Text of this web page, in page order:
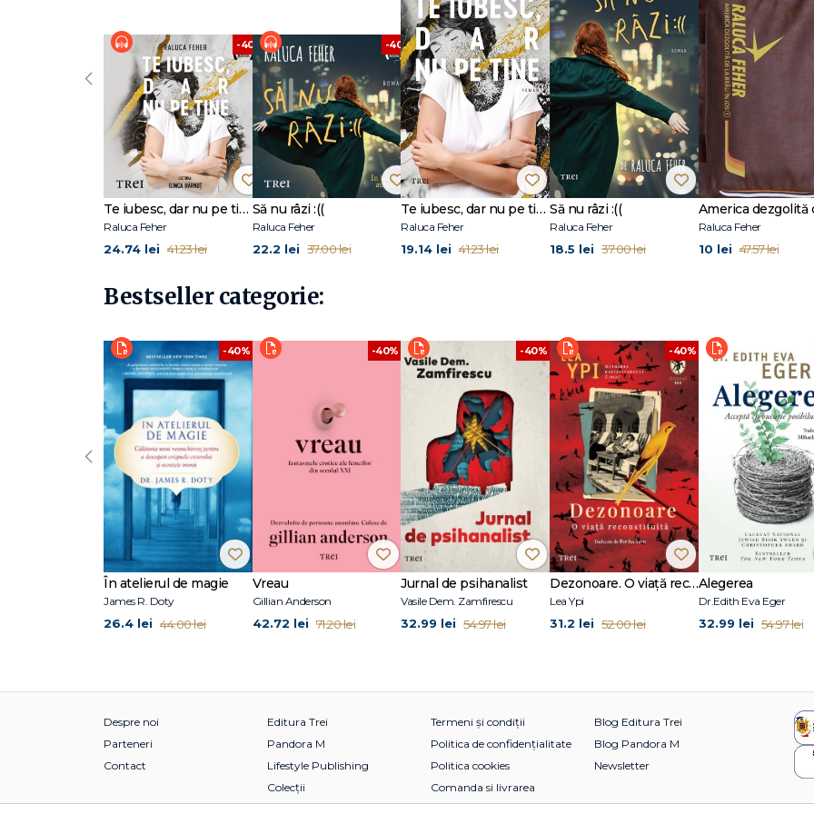
românești, citește, gătește, face yoga, își caută prin dulapuri pisica, se uiită la filme cu supereroi, călătorește și scrie. A publicat la
volumele America dezgolită de la brâu în jos I și II, Splendidul loc al fericirii supreme și romanele Să nu râzi :(( și Te iubesc dar nu pe
prezent locuiește în Spania, lângă cel mai vechi oraș al Europei Occidentale, Cadiz. Printre zoomuri, apucă cu greu să scrie la cea
carte de călătorii și cel de-al treilea roman. Și mult mai rar pe blogul ei feher.live.
-40%
Te iubesc, dar nu pe tine
Raluca Feher
24.74 lei 41.23 lei
-40%
Să nu râzi :((
Raluca Feher
22.2 lei 37.00 lei
Te iubesc, dar nu pe tine
Raluca Feher
19.14 lei 41.23 lei
Să nu râzi :((
Raluca Feher
18.5 lei 37.00 lei
Raluca Feher
10 lei 47.57 lei
‹
Bestseller categorie:
-40%
În atelierul de magie
James R. Doty
26.4 lei 44.00 lei
-40%
Vreau
Gillian Anderson
42.72 lei 71.20 lei
-40%
Jurnal de psihanalist
Vasile Dem. Zamfirescu
32.99 lei 54.97 lei
-40%
Dezonoare. O viață reconstituită
Lea Ypi
31.2 lei 52.00 lei
Alegerea
Dr.Edith Eva Eger
32.99 lei 54.97 lei
‹
Despre noi
Parteneri
Contact
Editura Trei
Pandora M
Lifestyle Publishing
Colecții
Termeni și condiții
Politica de confidențialitate
Politica cookies
Comanda si livrarea
Blog Editura Trei
Blog Pandora M
Newsletter